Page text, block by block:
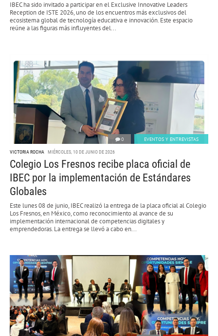
IBEC ha sido invitado a participar en el Exclusive Innovative Leaders
Reception de ISTE 2026, uno de los encuentros más exclusivos del
ecosistema global de tecnología educativa e innovación. Este espacio
reúne a las figuras más influyentes del...
0 EVENTOS Y ENTREVISTAS
VICTORIA ROCHA MIÉRCOLES, 10 DE JUNIO DE 2026
Colegio Los Fresnos recibe placa oficial de
IBEC por la implementación de Estándares
Globales
Este lunes 08 de junio, IBEC realizó la entrega de la placa oficial al Colegio
Los Fresnos, en México, como reconocimiento al avance de su
implementación internacional de competencias digitales y
emprendedoras. La entrega se llevó a cabo en...